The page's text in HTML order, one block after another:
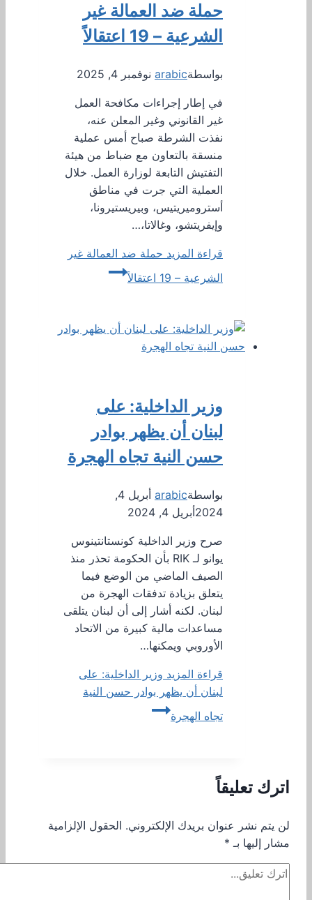
حملة ضد العمالة غير
الشرعية – 19 اعتقالاً
بواسطةarabic نوفمبر 4, 2025
في إطار إجراءات مكافحة العمل
غير القانوني وغير المعلن عنه،
نفذت الشرطة صباح أمس عملية
منسقة بالتعاون مع ضباط من هيئة
التفتيش التابعة لوزارة العمل. خلال
العملية التي جرت في مناطق
أستروميريتيس، وبيريستيرونا،
وإيفريتشو، وغالاتا،…
قراءة المزيد حملة ضد العمالة غير
الشرعية – 19 اعتقالاً
وزير الداخلية: على
لبنان أن يظهر بوادر
حسن النية تجاه الهجرة
بواسطةarabic
أبريل 4,
2024أبريل 4, 2024
صرح وزير الداخلية كونستانتينوس
يوانو لـ RIK بأن الحكومة تحذر منذ
الصيف الماضي من الوضع فيما
يتعلق بزيادة تدفقات الهجرة من
لبنان. لكنه أشار إلى أن لبنان يتلقى
مساعدات مالية كبيرة من الاتحاد
الأوروبي ويمكنها…
قراءة المزيد وزير الداخلية: على
لبنان أن يظهر بوادر حسن النية
تجاه الهجرة
اترك تعليقاً
لن يتم نشر عنوان بريدك الإلكتروني. الحقول الإلزامية
مشار إليها بـ *